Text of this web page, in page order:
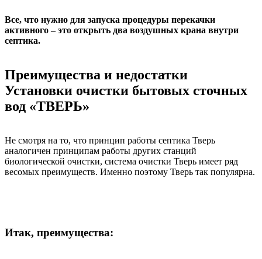
Все, что нужно для запуска процедуры перекачки
активного – это открыть два воздушных крана внутри
септика.
Преимущества и недостатки
Установки очистки бытовых сточных
вод «ТВЕРЬ»
Не смотря на то, что принцип работы септика Тверь
аналогичен принципам работы других станций
биологической очистки, система очистки Тверь имеет ряд
весомых преимуществ. Именно поэтому Тверь так популярна.
Итак, преимущества: